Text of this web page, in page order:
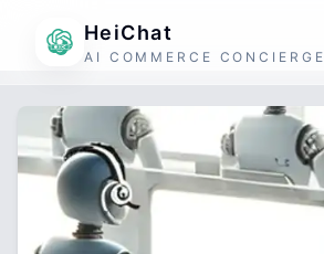
HeiChat
AI COMMERCE CONCIERGE